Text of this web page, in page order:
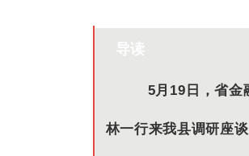
导读
5月19日，省金
林一行来我县调研座